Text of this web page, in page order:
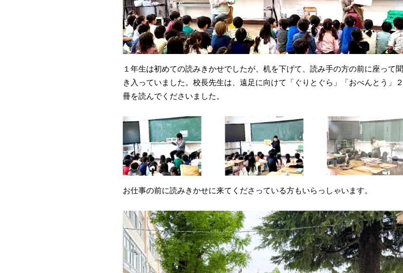
１年生は初めての読みきかせでしたが、机を下げて、読み手の方の前に座って聞
き入っていました。校長先生は、遠足に向けて「ぐりとぐら」「おべんとう」２
冊を読んでくださいました。
お仕事の前に読みきかせに来てくださっている方もいらっしゃいます。